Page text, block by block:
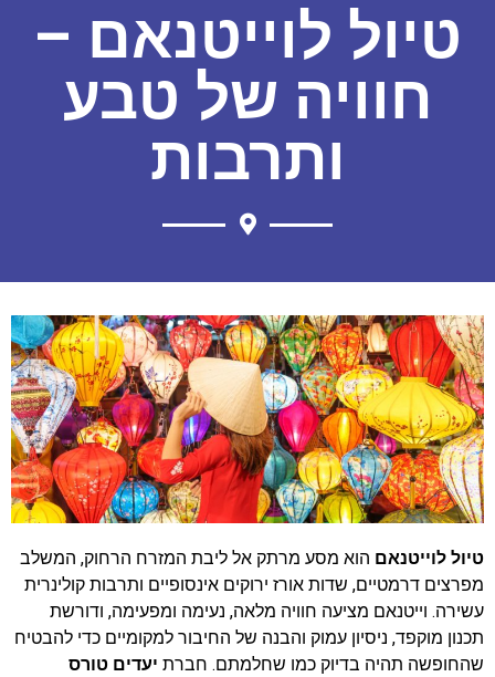
טיול לוייטנאם –
חוויה של טבע
ותרבות
טיול לוייטנאם הוא מסע מרתק אל ליבת המזרח הרחוק, המשלב
מפרצים דרמטיים, שדות אורז ירוקים אינסופיים ותרבות קולינרית
עשירה. וייטנאם מציעה חוויה מלאה, נעימה ומפעימה, ודורשת
תכנון מוקפד, ניסיון עמוק והבנה של החיבור למקומיים כדי להבטיח
שהחופשה תהיה בדיוק כמו שחלמתם. חברת יעדים טורס